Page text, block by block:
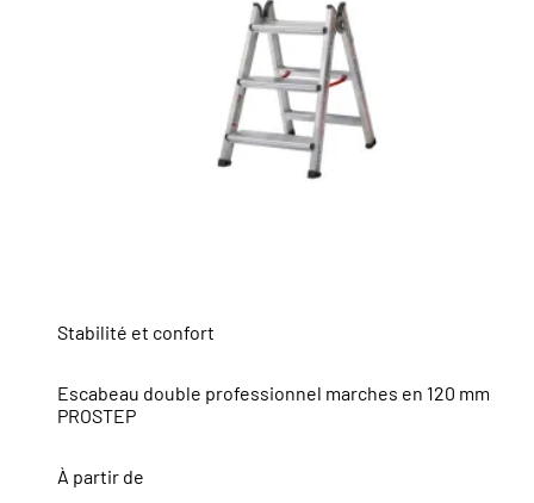
Stabilité et confort
Escabeau double professionnel marches en 120 mm
PROSTEP
À partir de